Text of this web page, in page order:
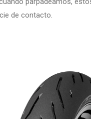
de contacto.